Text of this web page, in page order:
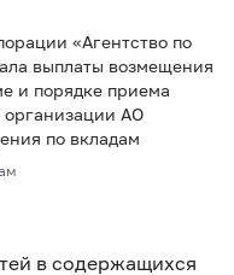
«Агентство по
выплаты возмещения
и порядке приема
организации АО
по вкладам
в содержащихся